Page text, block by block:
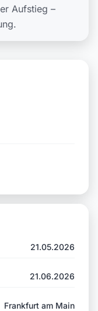
Aufstieg –
21.05.2026
21.06.2026
Frankfurt am Main